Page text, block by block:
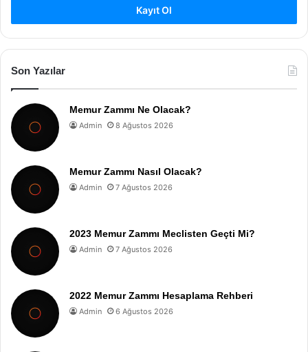
Kayıt Ol
Son Yazılar
Memur Zammı Ne Olacak?
Admin 8 Ağustos 2026
Memur Zammı Nasıl Olacak?
Admin 7 Ağustos 2026
2023 Memur Zammı Meclisten Geçti Mi?
Admin 7 Ağustos 2026
2022 Memur Zammı Hesaplama Rehberi
Admin 6 Ağustos 2026